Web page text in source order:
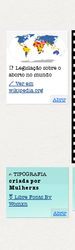
📑 Legislação sobre o
aborto no mundo
🔗 Ver em
wikipedia.org
Abrir
✍️ TIPOGRAFIA
criada por
Mulherxs
⚧ Libre Fonts By
Womxn
Abrir